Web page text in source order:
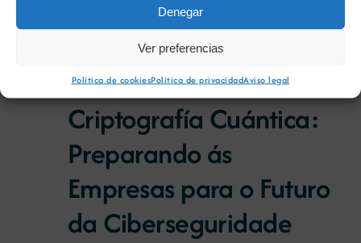
Denegar
Ver preferencias
Política de cookiesPolítica de privacidadAviso legal
Criptografía Cuántica:
Preparando ás
Empresas para o Futuro
da Ciberseguridade
10:00/11:00